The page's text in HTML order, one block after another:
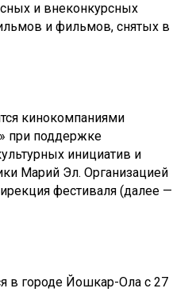
и внеконкурсных
и фильмов, снятых в
кинокомпаниями
поддержке
инициатив и
Марий Эл. Организацией
фестиваля (далее —
в городе Йошкар-Ола с 27